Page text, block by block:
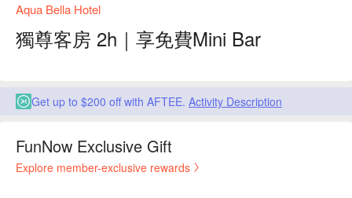
Aqua Bella Hotel
獨尊客房 2h｜享免費Mini Bar
Get up to $200 off with AFTEE. Activity Description
FunNow Exclusive Gift
Explore member-exclusive rewards